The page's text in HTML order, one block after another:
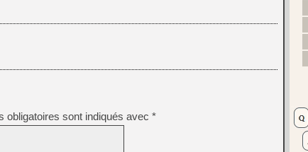
obligatoires sont indiqués avec *